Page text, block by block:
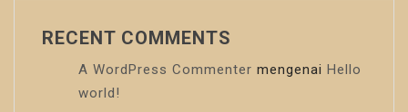
RECENT COMMENTS
A WordPress Commenter mengenai Hello
world!